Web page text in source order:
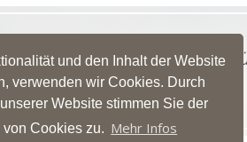
und den Inhalt der Website
verwenden wir Cookies. Durch
Website stimmen Sie der
Cookies zu. Mehr Infos
Das Bewusstsein eines
Erden.